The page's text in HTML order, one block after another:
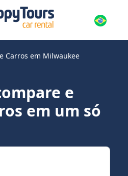
Carros em Milwaukee
e
em um só